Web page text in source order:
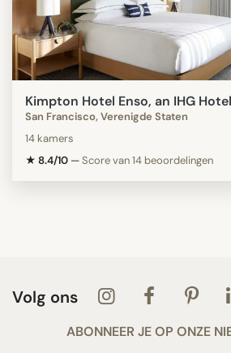
Kimpton Hotel Enso, an IHG Hotel
San Francisco, Verenigde Staten
14 kamers
★ 8.4/10 —Score van 14 beoordelingen
Volg ons
ABONNEER JE OP ONZE